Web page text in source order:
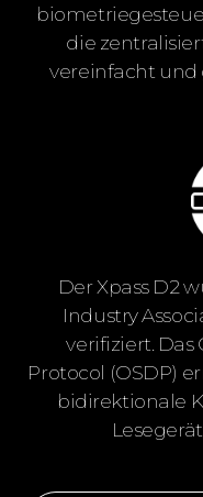
die
vereinfacht und
Der Xpass D2
Industry
verifiziert. Das
Protocol (OSDP)
bidirektionale